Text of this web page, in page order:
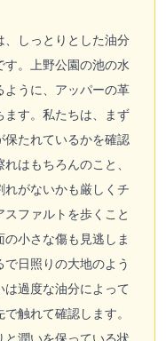
、しっとりとした油分
。上野公園の池の水
ように、アッパーの革
ます。私たちは、まず
保たれているかを確認
はもちろんのこと、
れがないかも厳しくチ
ファルトを歩くこと
小さな傷も見逃しま
日照りの大地のよう
過度な油分によって
触れて確認します。
潤いを保っている状